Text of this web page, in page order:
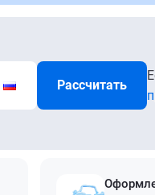
Рассчитать